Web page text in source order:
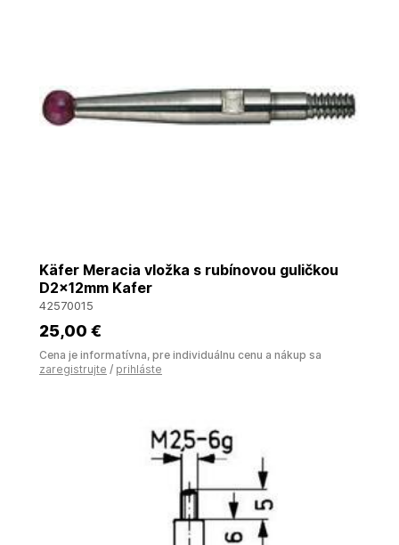
Käfer Meracia vložka s rubínovou guličkou
D2x12mm Kafer
42570015
25,00 €
Cena je informatívna, pre individuálnu cenu a nákup sa
zaregistrujte / prihláste